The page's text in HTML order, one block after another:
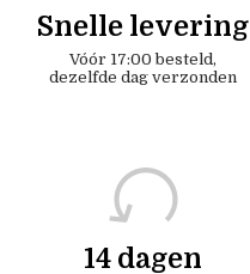
Snelle levering
Vóór 17:00 besteld,
dezelfde dag verzonden
14 dagen